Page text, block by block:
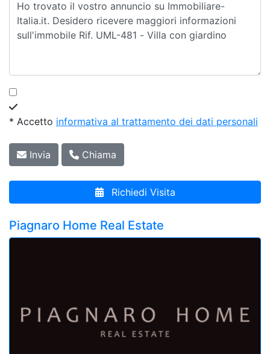
* Accetto informativa al trattamento dei dati personali
Invia Chiama
Richiedi Visita
Piagnaro Home Real Estate